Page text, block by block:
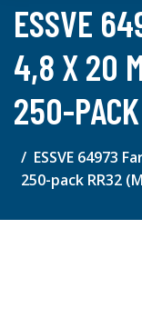
ESSVE
4,8 X 20
250-
ESSVE 64973
250-pack RR32